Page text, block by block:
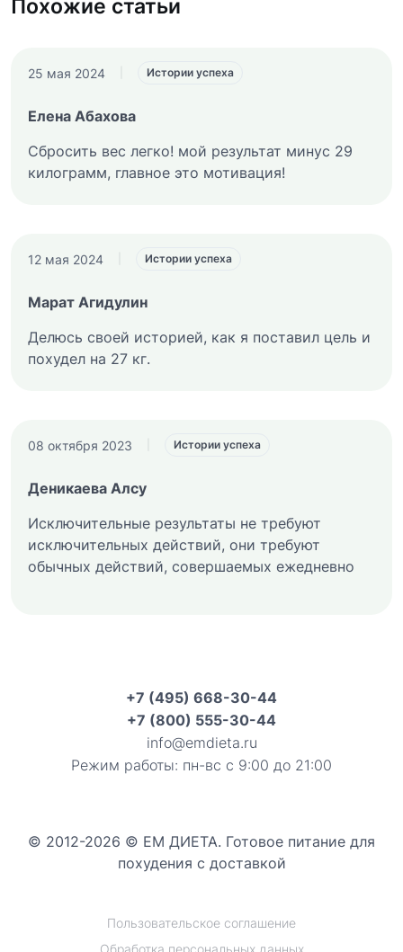
Похожие статьи
25 мая 2024 Истории успеха
Елена Абахова
Сбросить вес легко! мой результат минус 29
килограмм, главное это мотивация!
12 мая 2024 Истории успеха
Марат Агидулин
Делюсь своей историей, как я поставил цель и
похудел на 27 кг.
08 октября 2023 Истории успеха
Деникаева Алсу
Исключительные результаты не требуют
исключительных действий, они требуют
обычных действий, совершаемых ежедневно
+7 (495) 668-30-44
+7 (800) 555-30-44
info@emdieta.ru
Режим работы: пн-вс с 9:00 до 21:00
© 2012-2026 © ЕМ ДИЕТА. Готовое питание для
похудения с доставкой
Пользовательское соглашение
Обработка персональных данных